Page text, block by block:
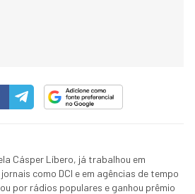
Cásper Líbero, já trabalhou em
como DCI e em agências de tempo
por rádios populares e ganhou prêmio